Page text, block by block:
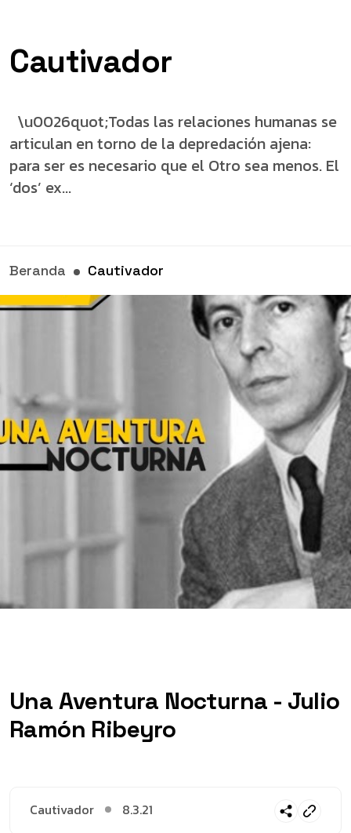
Cautivador
\u0026quot;Todas las relaciones humanas se
articulan en torno de la depredación ajena:
para ser es necesario que el Otro sea menos. El
‘dos’ ex...
Beranda Cautivador
Una Aventura Nocturna - Julio
Ramón Ribeyro
Cautivador 8.3.21